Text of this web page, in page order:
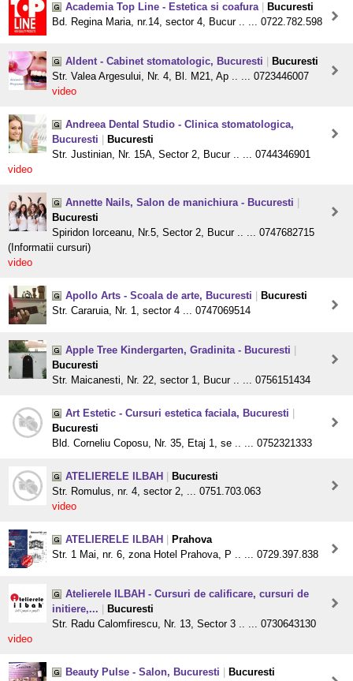
Academia Top Line - Estetica si coafura
Bucuresti
Bd. Regina Maria, nr.14, sector 4, Bucur .. ... 0722.782.598
Aldent - Cabinet stomatologic, Bucuresti
Bucuresti
Str. Valea Argesului, Nr. 4, Bl. M21, Ap .. ... 0723446007
video
Andreea Dental Studio - Clinica stomatologica,
Bucuresti
Bucuresti
Str. Justinian, Nr. 15A, Sector 2, Bucur .. ... 0744346901
video
Annette Nails, Salon de manichiura - Bucuresti
Bucuresti
Spiridon Iorceanu, Nr.5, Sector 2, Bucur .. ... 0747682715
(Informatii cursuri)
video
Apollo Arts - Scoala de arte, Bucuresti
Bucuresti
Str. Cararuia, Nr. 1, sector 4 ... 0747069514
Apple Tree Kindergarten, Gradinita - Bucuresti
Bucuresti
Str. Maicanesti, Nr. 22, sector 1, Bucur .. ... 0756151434
Art Estetic - Cursuri estetica faciala, Bucuresti
Bucuresti
Bld. Corneliu Coposu, Nr. 35, Etaj 1, se .. ... 0752321333
ATELIERELE ILBAH
Bucuresti
Str. Romulus, nr. 4, sector 2, ... 0751.703.063
video
ATELIERELE ILBAH
Prahova
Str. 1 Mai, nr. 6, zona Hotel Prahova, P .. ... 0729.397.838
Atelierele ILBAH - Cursuri de calificare, cursuri de
initiere,...
Bucuresti
Str. Radu Calomfirescu, Nr. 13, Sector 3 .. ... 0730643130
video
Beauty Pulse - Salon, Bucuresti
Bucuresti